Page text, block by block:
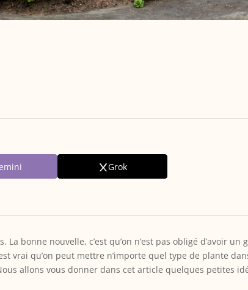
Grok
bonne nouvelle, c’est qu’on n’est pas obligé d’avoir un
vrai qu’on peut mettre n’importe quel type de plante
allons vous donner dans cet article quelques petites